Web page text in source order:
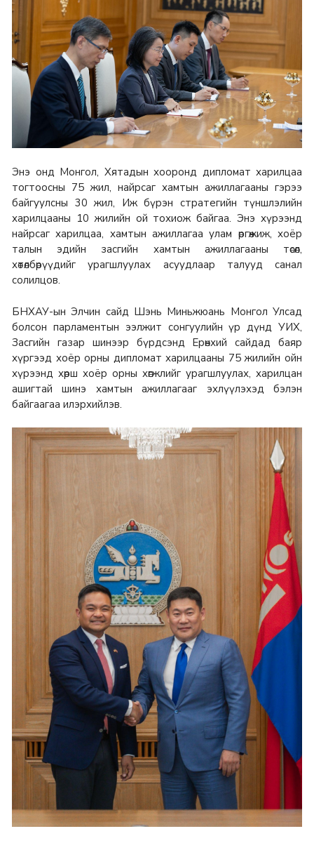
Энэ онд Монгол, Хятадын хооронд дипломат харилцаа
тогтоосны 75 жил, найрсаг хамтын ажиллагааны гэрээ
байгуулсны 30 жил, Иж бүрэн стратегийн түншлэлийн
харилцааны 10 жилийн ой тохиож байгаа. Энэ хүрээнд
найрсаг харилцаа, хамтын ажиллагаа улам өргөжиж, хоёр
талын эдийн засгийн хамтын ажиллагааны төсөл,
хөтөлбөрүүдийг урагшлуулах асуудлаар талууд санал
солилцов.
БНХАУ-ын Элчин сайд Шэнь Миньжюань Монгол Улсад
болсон парламентын ээлжит сонгуулийн үр дүнд УИХ,
Засгийн газар шинээр бүрдсэнд Ерөнхий сайдад баяр
хүргээд хоёр орны дипломат харилцааны 75 жилийн ойн
хүрээнд хөрш хоёр орны хөгжлийг урагшлуулах, харилцан
ашигтай шинэ хамтын ажиллагааг эхлүүлэхэд бэлэн
байгаагаа илэрхийлэв.